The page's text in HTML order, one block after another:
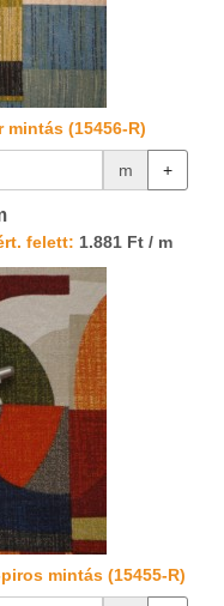
(15456-R)
m +
felett: 1.881 Ft / m
mintás (15455-R)